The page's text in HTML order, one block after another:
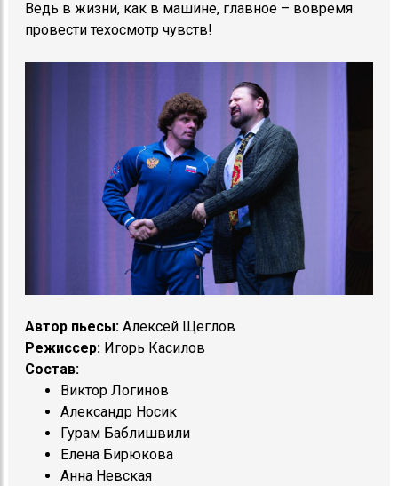
Ведь в жизни, как в машине, главное – вовремя
провести техосмотр чувств!
Автор пьесы: Алексей Щеглов
Режиссер: Игорь Касилов
Состав:
Виктор Логинов
Александр Носик
Гурам Баблишвили
Елена Бирюкова
Анна Невская